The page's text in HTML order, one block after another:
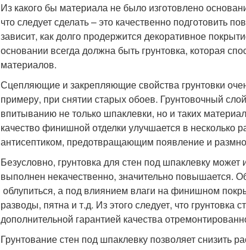
Из какого бы материала не было изготовлено
что следует сделать – это качественно подготовить
зависит, как долго продержится декоративное
основании всегда должна быть грунтовка, которая
материалов.
Сцепляющие и закрепляющие свойства грунтовки
примеру, при снятии старых обоев. Грунтовочный
впитыванию не только шпаклевки, но и таких
качество финишной отделки улучшается в несколько
антисептиком, предотвращающим появление и
Безусловно, грунтовка для стен под шпаклевку
выполнен некачественно, значительно повышается.
облупиться, а под влиянием влаги на финишном
разводы, пятна и т.д. Из этого следует, что
дополнительной гарантией качества
Грунтование стен под шпаклевку позволяет снизить